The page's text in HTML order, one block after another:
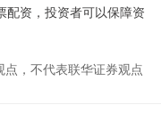
配资，投资者可以保障资
，不代表联华证券观点